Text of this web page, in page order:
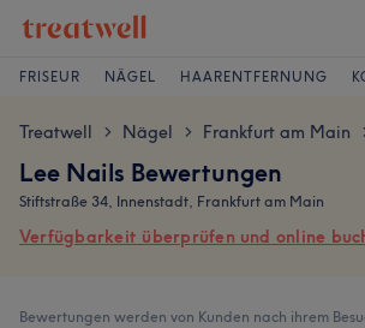
FRISEUR NÄGEL HAARENTFERNUNG
Treatwell > Nägel > Frankfurt am Main
Lee Nails Bewertungen
Stiftstraße 34, Innenstadt, Frankfurt am Main
Verfügbarkeit überprüfen und online
Bewertungen werden von Kunden nach ihrem